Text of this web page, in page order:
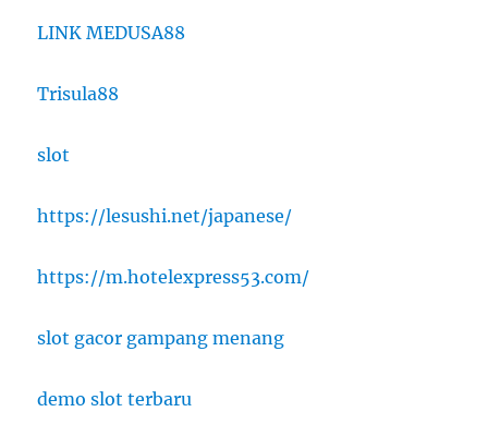
LINK MEDUSA88
Trisula88
slot
https://lesushi.net/japanese/
https://m.hotelexpress53.com/
slot gacor gampang menang
demo slot terbaru